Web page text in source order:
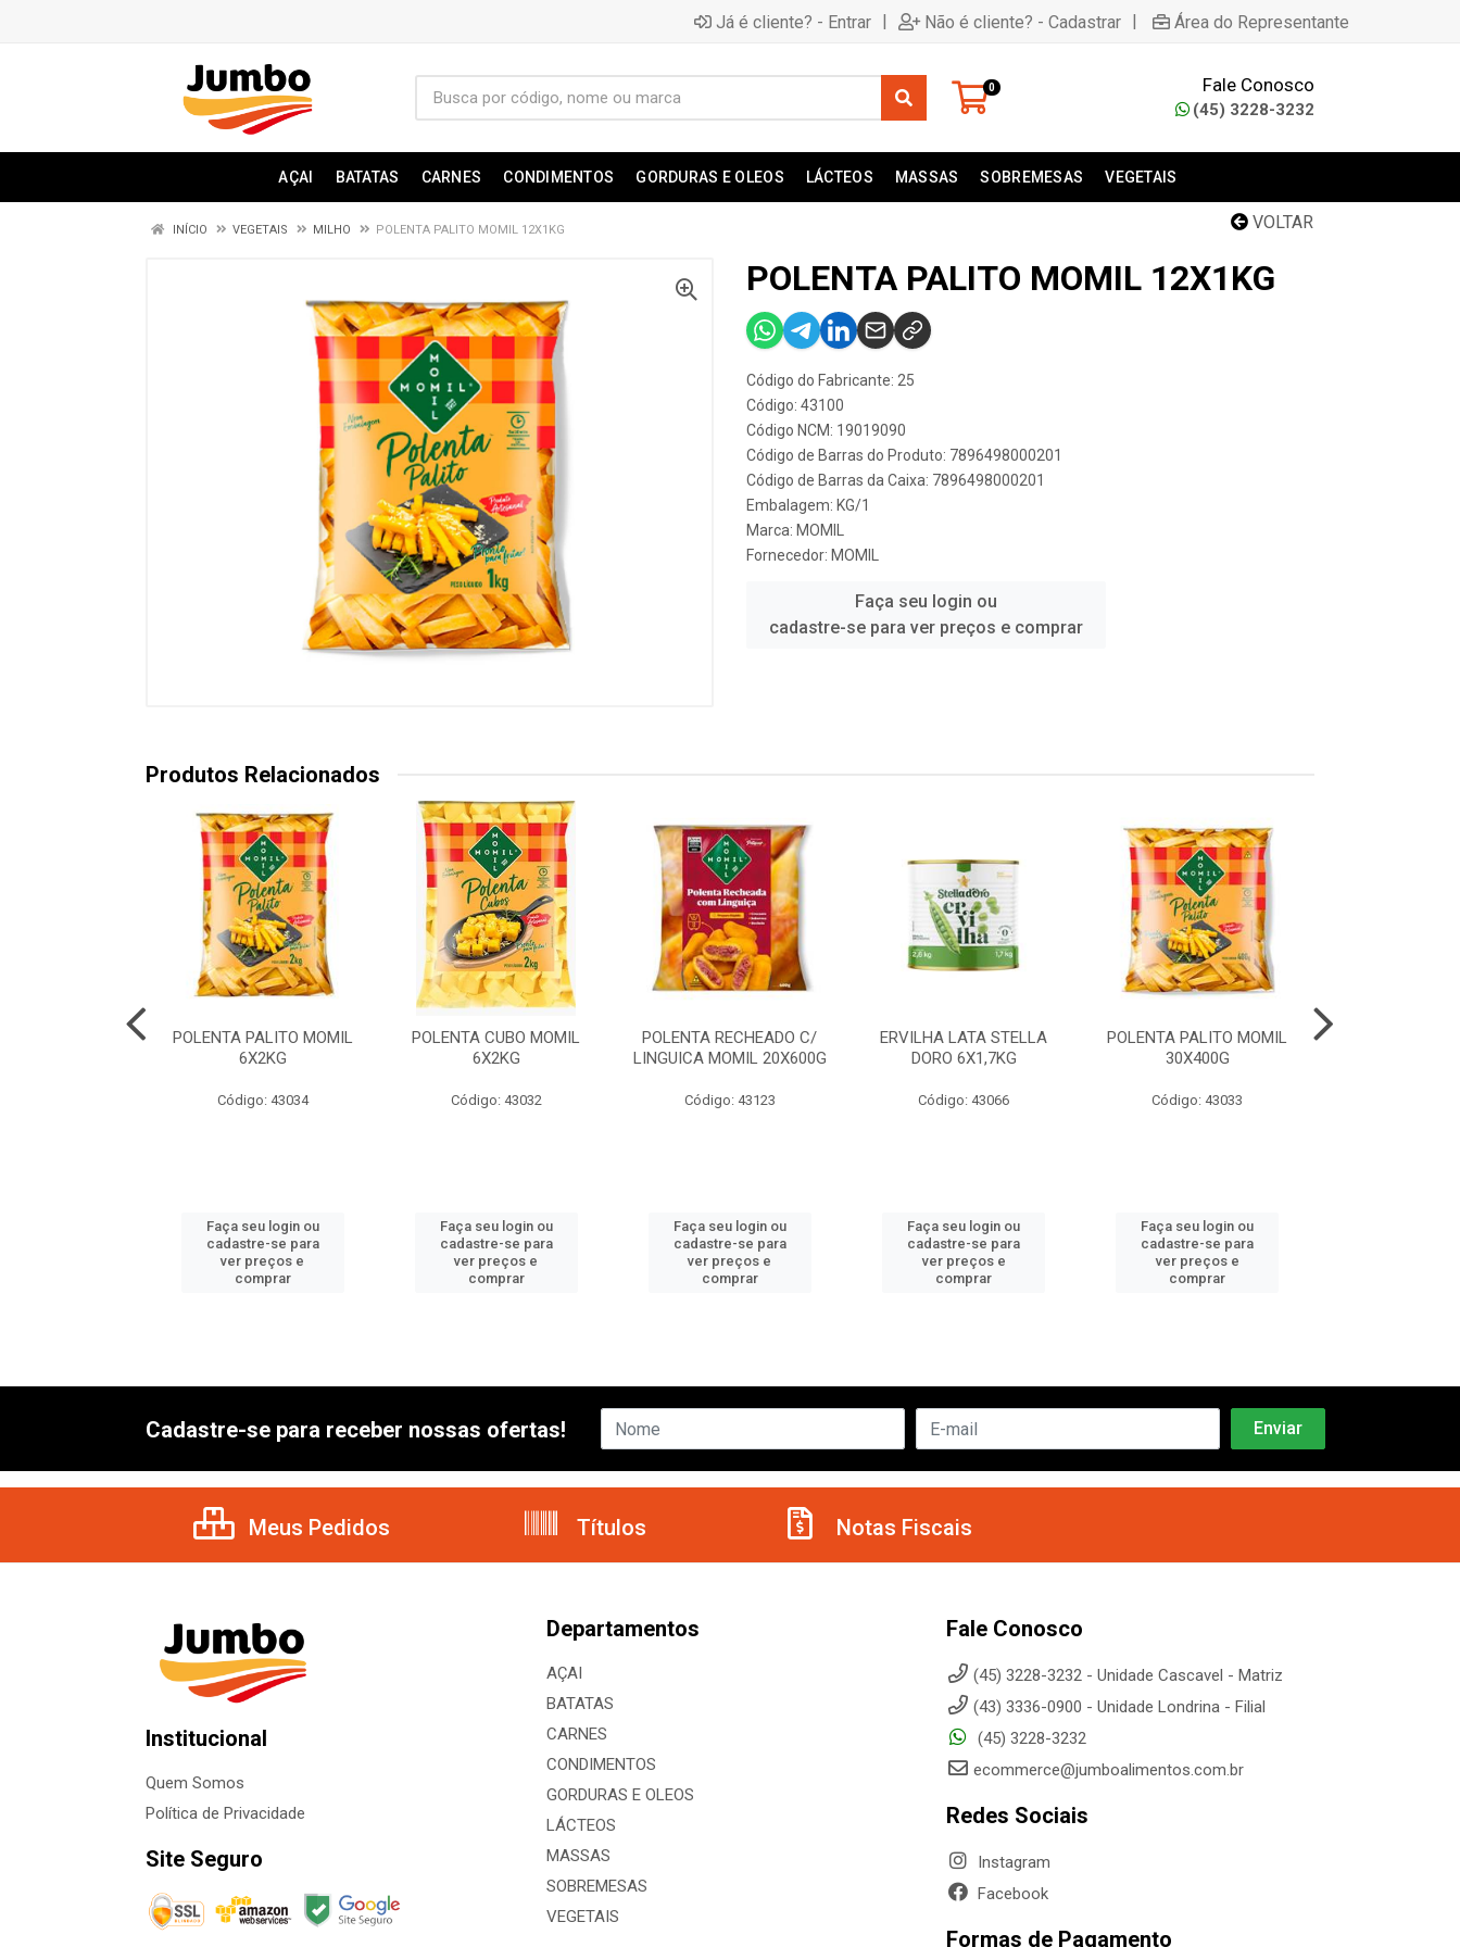
Já é cliente? - Entrar | Não é cliente? - Cadastrar | Área do Representante
0 Fale Conosco
(45) 3228-3232
AÇAI BATATAS CARNES CONDIMENTOS GORDURAS E OLEOS LÁCTEOS MASSAS SOBREMESAS VEGETAIS
VOLTAR
INÍCIO VEGETAIS MILHO POLENTA PALITO MOMIL 12X1KG
POLENTA PALITO MOMIL 12X1KG
Código do Fabricante: 25
Código: 43100
Código NCM: 19019090
Código de Barras do Produto: 7896498000201
Código de Barras da Caixa: 7896498000201
Embalagem: KG/1
Marca: MOMIL
Fornecedor: MOMIL
Faça seu login ou
cadastre-se para ver preços e comprar
Produtos Relacionados
POLENTA PALITO MOMIL
6X2KG
Código: 43034
Faça seu login ou
cadastre-se para
ver preços e
comprar
POLENTA CUBO MOMIL
6X2KG
Código: 43032
Faça seu login ou
cadastre-se para
ver preços e
comprar
POLENTA RECHEADO C/
LINGUICA MOMIL 20X600G
Código: 43123
Faça seu login ou
cadastre-se para
ver preços e
comprar
ERVILHA LATA STELLA
DORO 6X1,7KG
Código: 43066
Faça seu login ou
cadastre-se para
ver preços e
comprar
POLENTA PALITO MOMIL
30X400G
Código: 43033
Faça seu login ou
cadastre-se para
ver preços e
comprar
Cadastre-se para receber nossas ofertas!
Meus Pedidos Títulos Notas Fiscais
Institucional
Quem Somos
Política de Privacidade
Site Seguro
Departamentos
AÇAI
BATATAS
CARNES
CONDIMENTOS
GORDURAS E OLEOS
LÁCTEOS
MASSAS
SOBREMESAS
VEGETAIS
Fale Conosco
(45) 3228-3232 - Unidade Cascavel - Matriz
(43) 3336-0900 - Unidade Londrina - Filial
(45) 3228-3232
ecommerce@jumboalimentos.com.br
Redes Sociais
Instagram
Facebook
Formas de Pagamento